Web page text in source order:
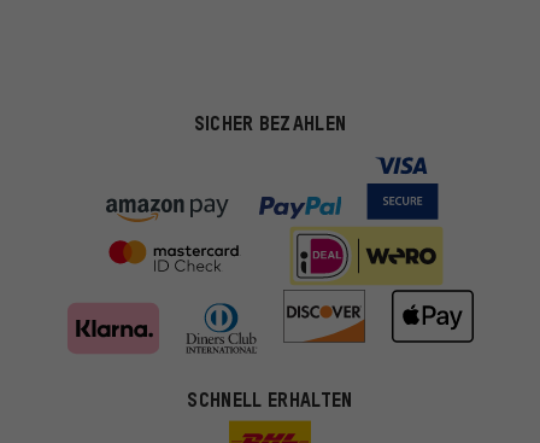
SICHER BEZAHLEN
SCHNELL ERHALTEN